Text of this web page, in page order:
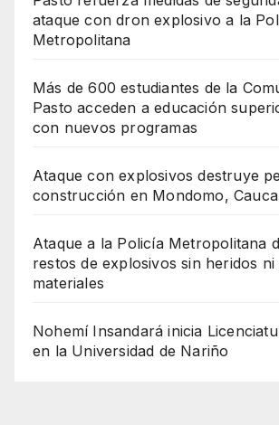
ataque con dron explosivo a la
Metropolitana
Más de 600 estudiantes de la
Pasto acceden a educación
con nuevos programas
Ataque con explosivos destruye
construcción en Mondomo, Cauca
Ataque a la Policía Metropolitana
restos de explosivos sin heridos ni
materiales
Nohemí Insandará inicia
en la Universidad de Nariño